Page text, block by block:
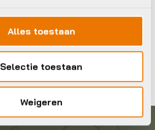
Alles toestaan
Selectie toestaan
Weigeren